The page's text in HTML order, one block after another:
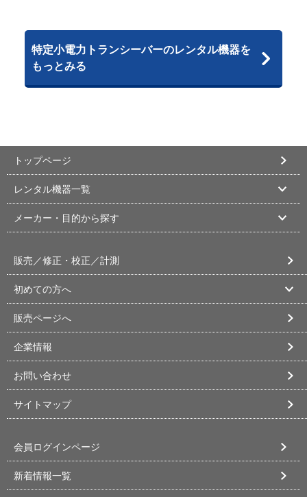
特定小電力トランシーバーのレンタル機器を
もっとみる
トップページ
レンタル機器一覧
メーカー・目的から探す
販売／修正・校正／計測
初めての方へ
販売ページへ
企業情報
お問い合わせ
サイトマップ
会員ログインページ
新着情報一覧